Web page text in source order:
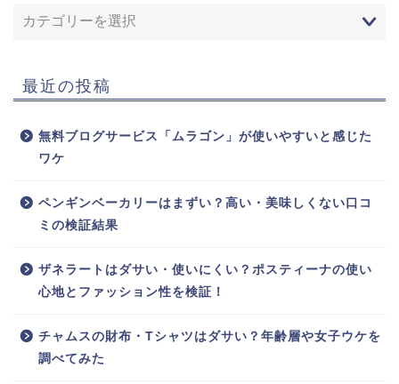
最近の投稿
無料ブログサービス「ムラゴン」が使いやすいと感じた
ワケ
ペンギンベーカリーはまずい？高い・美味しくない口コ
ミの検証結果
ザネラートはダサい・使いにくい？ポスティーナの使い
心地とファッション性を検証！
チャムスの財布・Tシャツはダサい？年齢層や女子ウケを
調べてみた